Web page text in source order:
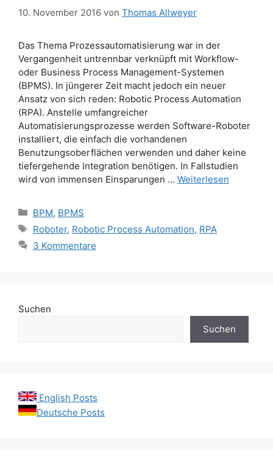
10. November 2016 von Thomas Allweyer
Das Thema Prozessautomatisierung war in der
Vergangenheit untrennbar verknüpft mit Workflow-
oder Business Process Management-Systemen
(BPMS). In jüngerer Zeit macht jedoch ein neuer
Ansatz von sich reden: Robotic Process Automation
(RPA). Anstelle umfangreicher
Automatisierungsprozesse werden Software-Roboter
installiert, die einfach die vorhandenen
Benutzungsoberflächen verwenden und daher keine
tiefergehende Integration benötigen. In Fallstudien
wird von immensen Einsparungen … Weiterlesen
Kategorien
BPM, BPMS
Schlagwörter
Roboter, Robotic Process Automation, RPA
3 Kommentare
Suchen
Suchen
English Posts
Deutsche Posts